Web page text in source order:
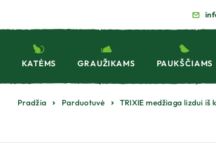
KATĖMS GRAUŽIKAMS PAUKŠČIAMS
Pradžia Parduotuvė TRIXIE medžiaga lizdui iš